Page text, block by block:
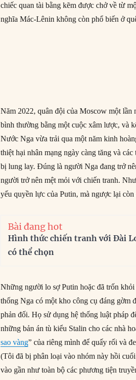
chiếc quan tài bằng kẽm được chở về từ
nghĩa Mác-Lênin không còn phổ biến ở
Năm 2022, quân đội của Moscow một lần
bình thường bằng một cuộc xâm lược, và
Nước Nga vừa trải qua một năm kinh
thiệt hại nhân mạng ngày càng tăng và
bị lung lay. Đúng là người Nga đang trở
người trở nên mệt mỏi với chiến tranh.
yếu quyền lực của Putin, mà ngược lại còn
Bài đang hot
Hình thức chiến tranh với Đài
có thể chọn
Những người lo sợ Putin hoặc đã trốn
thống Nga có một kho công cụ đáng gờm
phản đối. Họ sử dụng hệ thống luật pháp
những bản án tù kiểu Stalin cho các nhà
sao vàng” của riêng mình để quấy rối và
(Tôi đã bị phân loại vào nhóm này hồi
vào gần như toàn bộ các phương tiện